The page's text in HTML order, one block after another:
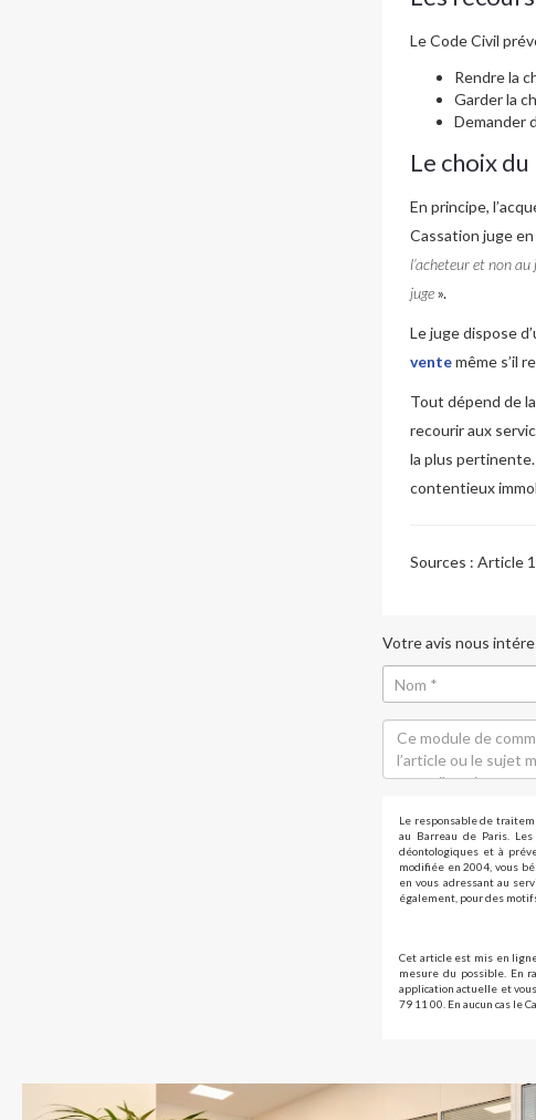
Le Code Civil
Rendre la
Garder la
Demander
Le choix
En principe,
Cassation juge
l’acheteur et non
juge».
Le juge dispose
ventemême s’il
Tout dépend de
recourir aux
la plus
contentieux
Sources : Article
Votre avis nous
Le responsable de
au Barreau de Paris.
déontologiques et à
modifiée en 2004, vous
en vous adressant au
également, pour des
Cet article est mis en
mesure du possible. En
application actuelle et
79 11 00. En aucun cas le